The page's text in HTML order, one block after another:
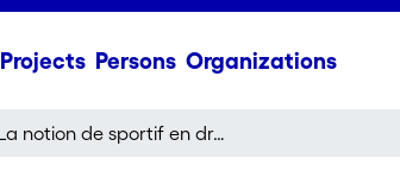
Projects Persons Organizations
La notion de sportif en droit fiscal international à la lumière des travaux récents de l'OCDE